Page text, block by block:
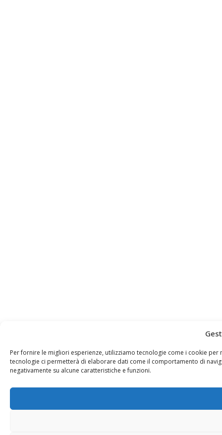
Per fornire le migliori esperienze, utilizziamo tecnologie come i cookie
tecnologie ci permetterà di elaborare dati come il comportamento di
negativamente su alcune caratteristiche e funzioni.